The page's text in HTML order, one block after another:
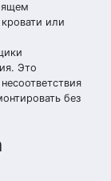
или
Это
без